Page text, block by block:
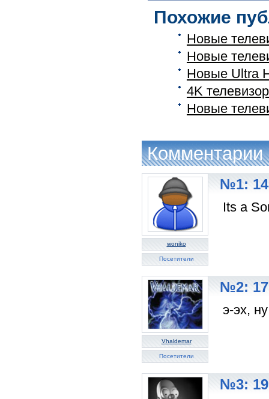
Похожие
Новые
Новые
Новые Ultra
4K
Новые
Комментарии
woniko
Посетители
№1: 14
Its a
Vhaldemar
Посетители
№2: 17
э-эх,
№3: 19